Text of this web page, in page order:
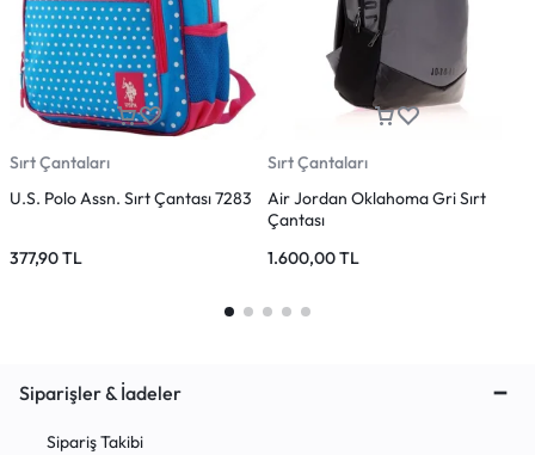
Sırt Çantaları
U.S. Polo Assn. Sırt Çantası 7283
377,90TL
Sırt Çantaları
Air Jordan Oklahoma Gri Sırt
Çantası
1.600,00TL
Siparişler & İadeler
Sipariş Takibi